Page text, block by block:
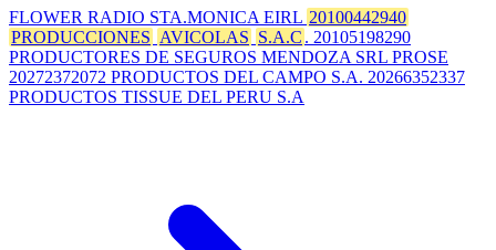
FLOWER RADIO STA.MONICA EIRL 20100442940
PRODUCCIONES AVICOLAS S.A.C . 20105198290
PRODUCTORES DE SEGUROS MENDOZA SRL PROSE
20272372072 PRODUCTOS DEL CAMPO S.A. 20266352337
PRODUCTOS TISSUE DEL PERU S.A